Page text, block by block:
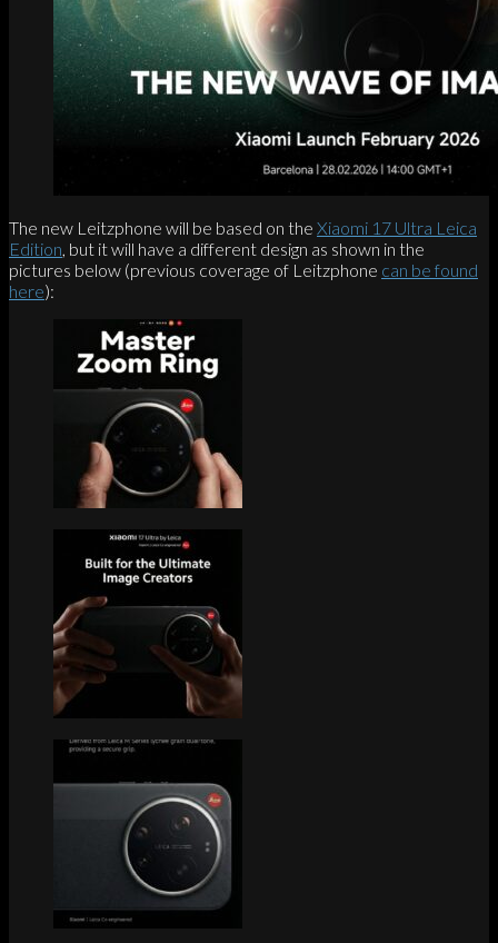
The new Leitzphone will be based on the Xiaomi 17 Ultra Leica
Edition , but it will have a different design as shown in the
pictures below (previous coverage of Leitzphone can be found
here):